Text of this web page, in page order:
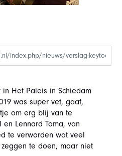
in Het Paleis in Schiedam
was super vet, gaaf,
om erg blij van te
Lennard Toma, van
te verworden wat veel
te doen, maar niet